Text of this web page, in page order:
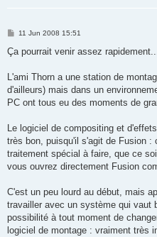
P
s
11 Jun 2008 15:51
Ça pourrait venir assez
L'ami Thorn a une station de
d'ailleurs) mais dans un
PC ont tous eu des moments de
Le logiciel de compositing et
très bon, puisqu'il s'agit de Fusion :
traitement spécial à faire, que ce
vous ouvrez directement Fusion
C'est un peu lourd au début, mais
travailler avec un système qui vaut
possibilité à tout moment de
logiciel de montage : vraiment très